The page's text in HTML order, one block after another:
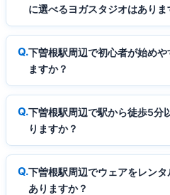
に選べるヨガスタジオはありま
下曽根駅周辺で初心者が始め
ますか？
下曽根駅周辺で駅から徒歩5分
りますか？
下曽根駅周辺でウェアをレン
ありますか？